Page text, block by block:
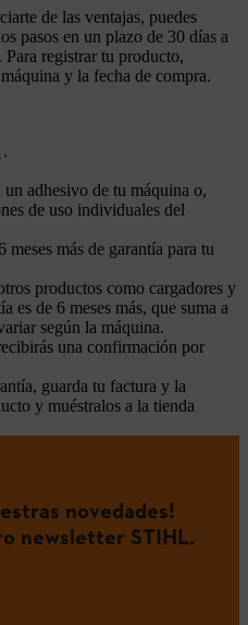
de las ventajas, puedes
pasos en un plazo de 30 días a
registrar tu producto,
y la fecha de compra.
.
adhesivo de tu máquina o,
de uso individuales del
más de garantía para tu
productos como cargadores y
es de 6 meses más, que suma a
según la máquina.
una confirmación por
guarda tu factura y la
y muéstralos a la tienda
novedades!
newsletter STIHL.